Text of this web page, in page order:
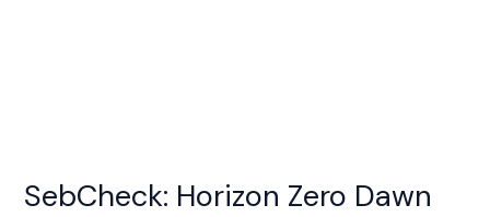
SebCheck: Horizon Zero Dawn